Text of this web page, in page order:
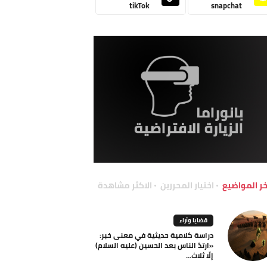
snapchat
tikTok
المواضيع اختيار المحررين الاكثر مشاهدة
قضايا وآراء
دراسة كلامية حديثية في معنى خبر:
«ارتدّ الناس بعد الحسين (عليه السلام)
إلّا ثلاث...